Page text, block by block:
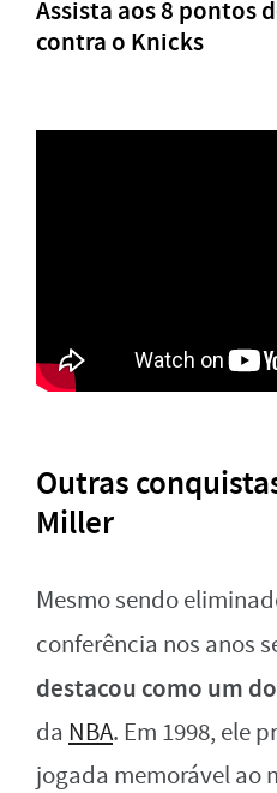
Assista aos 8 pontos
contra o Knicks
Outras
Miller
Mesmo sendo
conferência nos anos
destacou como um
da NBA. Em 1998, ele
jogada memorável ao